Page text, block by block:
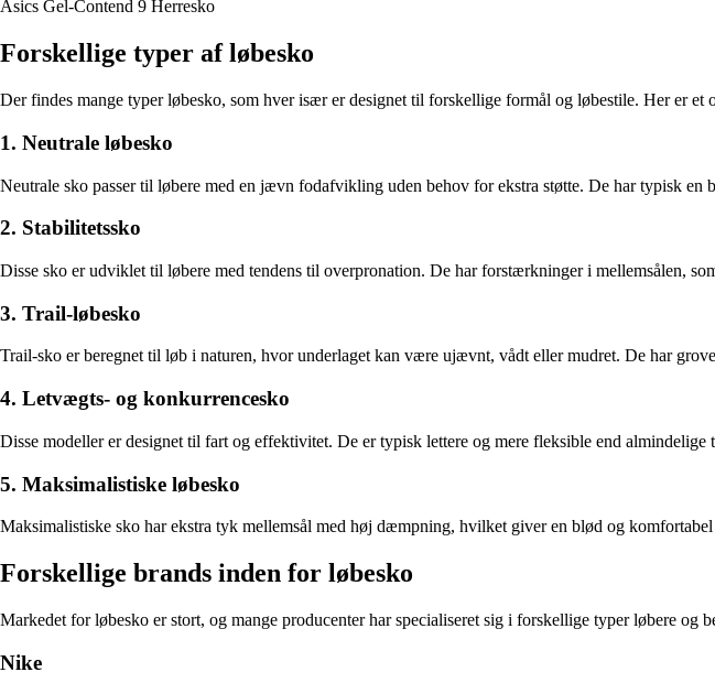
Asics Gel-Contend 9 Herresko
Forskellige typer af løbesko
Der findes mange typer løbesko, som hver især er designet til forskellige formål og løbestile. Her er et
1. Neutrale løbesko
Neutrale sko passer til løbere med en jævn fodafvikling uden behov for ekstra støtte. De har typisk
2. Stabilitetssko
Disse sko er udviklet til løbere med tendens til overpronation. De har forstærkninger i mellemsålen,
3. Trail-løbesko
Trail-sko er beregnet til løb i naturen, hvor underlaget kan være ujævnt, vådt eller mudret. De har
4. Letvægts- og konkurrencesko
Disse modeller er designet til fart og effektivitet. De er typisk lettere og mere fleksible end
5. Maksimalistiske løbesko
Maksimalistiske sko har ekstra tyk mellemsål med høj dæmpning, hvilket giver en blød og
Forskellige brands inden for løbesko
Markedet for løbesko er stort, og mange producenter har specialiseret sig i forskellige typer løbere og
Nike